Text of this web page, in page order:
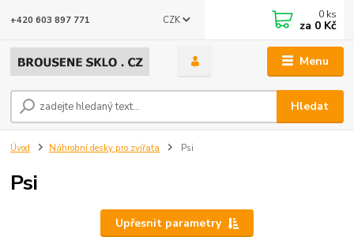
Menu
CZK
Hledat
+420 603 897 771 0 ks
za 0 Kč
Úvod Náhrobní desky pro zvířata Psi
Psi
Upřesnit parametry